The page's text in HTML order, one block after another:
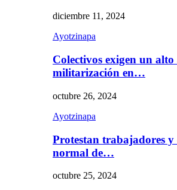
diciembre 11, 2024
Ayotzinapa
Colectivos exigen un alto
militarización en…
octubre 26, 2024
Ayotzinapa
Protestan trabajadores y
normal de…
octubre 25, 2024